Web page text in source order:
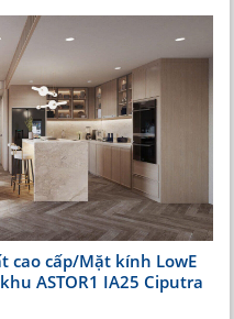
là vườn nướng BBQ
khu biệt thự để cư dân
cuối tuần.
cao cấp/Mặt kính LowE
ASTOR1 IA25 Ciputra